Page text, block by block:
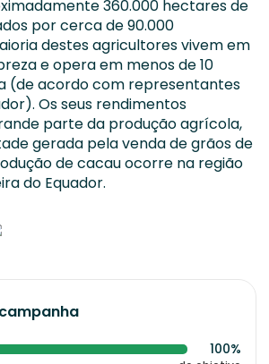
360.000 hectares de
por cerca de 90.000
destes agricultores vivem em
e opera em menos de 10
(de acordo com representantes
Os seus rendimentos
parte da produção agrícola,
gerada pela venda de grãos de
de cacau ocorre na região
do Equador.
100%